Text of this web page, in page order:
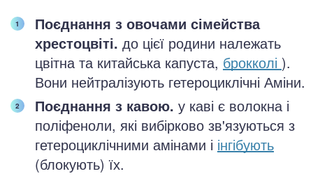
Поєднання з овочами сімейства
хрестоцвіті. до цієї родини належать
цвітна та китайська капуста, брокколі ).
Вони нейтралізують гетероциклічні Аміни.
Поєднання з кавою. у каві є волокна і
поліфеноли, які вибірково зв'язуються з
гетероциклічними амінами і інгібують
(блокують) їх.